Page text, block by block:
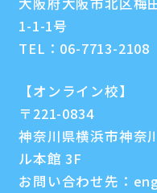
1-1-1号
TEL： 06-7713-2108
【オンライン校】
〒221-0834
神奈川県横浜市神奈
ル本館 3F
お問い合わせ先：